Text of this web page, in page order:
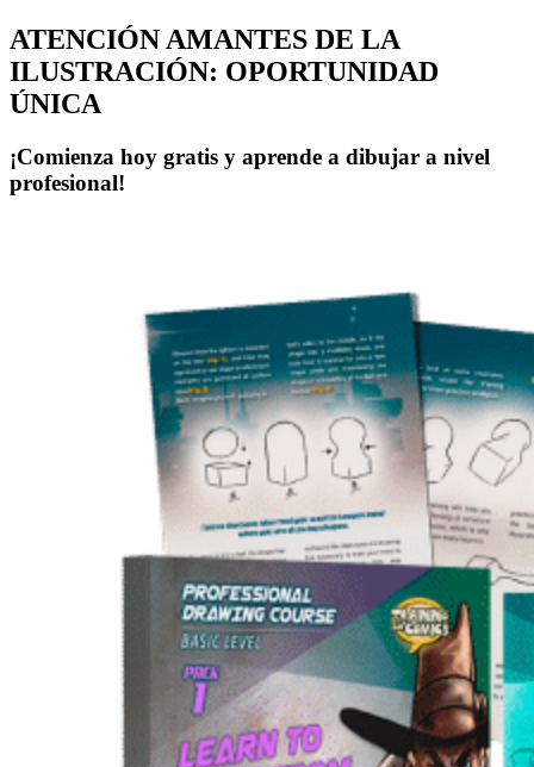
ATENCIÓN AMANTES DE LA
ILUSTRACIÓN: OPORTUNIDAD
ÚNICA
¡Comienza hoy gratis y aprende a dibujar a nivel
profesional!